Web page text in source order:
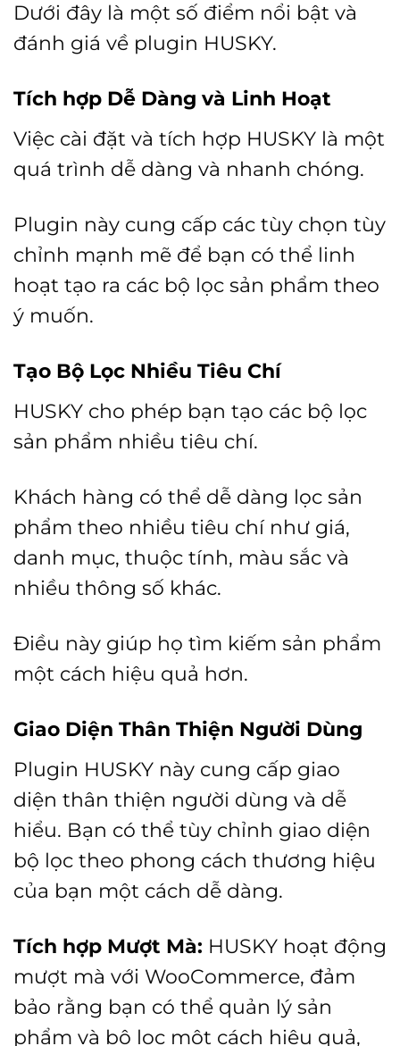
Dưới đây là một số điểm nổi bật và
đánh giá về plugin HUSKY.
Tích hợp Dễ Dàng và Linh Hoạt
Việc cài đặt và tích hợp HUSKY là một
quá trình dễ dàng và nhanh chóng.
Plugin này cung cấp các tùy chọn tùy
chỉnh mạnh mẽ để bạn có thể linh
hoạt tạo ra các bộ lọc sản phẩm theo
ý muốn.
Tạo Bộ Lọc Nhiều Tiêu Chí
HUSKY cho phép bạn tạo các bộ lọc
sản phẩm nhiều tiêu chí.
Khách hàng có thể dễ dàng lọc sản
phẩm theo nhiều tiêu chí như giá,
danh mục, thuộc tính, màu sắc và
nhiều thông số khác.
Điều này giúp họ tìm kiếm sản phẩm
một cách hiệu quả hơn.
Giao Diện Thân Thiện Người Dùng
Plugin HUSKY này cung cấp giao
diện thân thiện người dùng và dễ
hiểu. Bạn có thể tùy chỉnh giao diện
bộ lọc theo phong cách thương hiệu
của bạn một cách dễ dàng.
Tích hợp Mượt Mà: HUSKY hoạt động
mượt mà với WooCommerce, đảm
bảo rằng bạn có thể quản lý sản
phẩm và bộ lọc một cách hiệu quả,